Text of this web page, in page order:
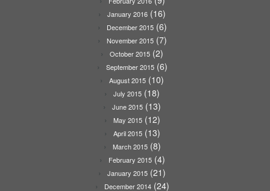
January 2016 (16)
December 2015(6)
November 2015(7)
October 2015 (2)
September 2015(6)
August 2015 (10)
July 2015 (18)
June 2015 (13)
May 2015(12)
April 2015(13)
March 2015(8)
February 2015(4)
January 2015 (21)
December 2014(24)